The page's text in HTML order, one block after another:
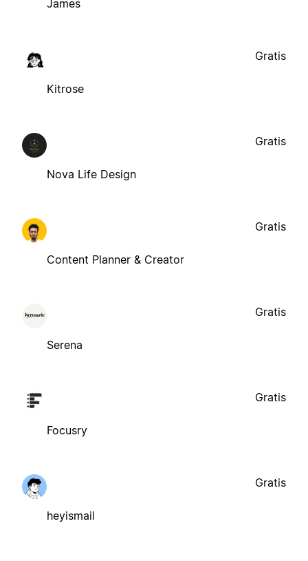
James
Kitrose
Gratis
Nova Life Design
Gratis
Content Planner & Creator
Gratis
Serena
Gratis
Focusry
Gratis
heyismail
Gratis